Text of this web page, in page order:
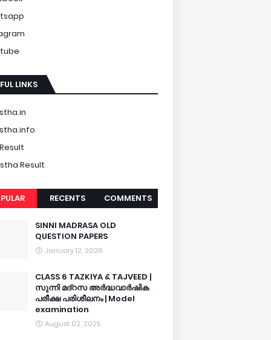
LINKS
Result
RECENTS COMMENTS
SINNI MADRASA OLD
QUESTION PAPERS
January 12, 2026
CLASS 6 TAZKIYA & TAJVEED |
സുന്നി മദ്റസ അർദ്ധവാർഷിക
പരീക്ഷ പരിശീലനം | Model
examination
August 02, 2025